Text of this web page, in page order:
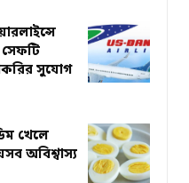
সেফটি
সুযোগ
খেলে
অবিশ্বাস্য